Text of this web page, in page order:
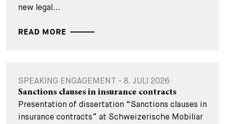
new legal...
READ MORE
SPEAKING ENGAGEMENT - 8. JULI 2026
Sanctions clauses in insurance contracts
Presentation of dissertation “Sanctions clauses in
insurance contracts” at Schweizerische Mobiliar